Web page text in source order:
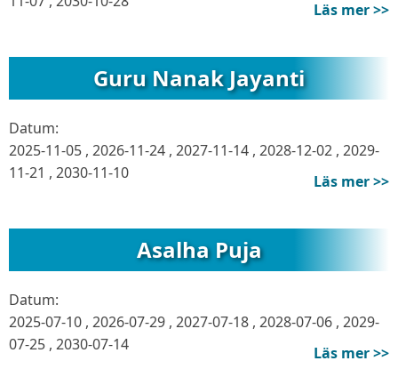
Läs mer >>
Guru Nanak Jayanti
Datum:
2025-11-05 , 2026-11-24 , 2027-11-14 , 2028-12-02 , 2029-
11-21 , 2030-11-10 Läs mer >>
Asalha Puja
Datum:
2025-07-10 , 2026-07-29 , 2027-07-18 , 2028-07-06 , 2029-
07-25 , 2030-07-14 Läs mer >>